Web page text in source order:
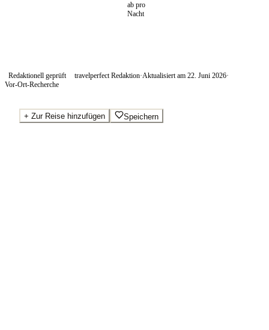
ab pro
Nacht
Redaktionell geprüft travelperfect Redaktion·Aktualisiert am 22. Juni 2026·
Vor-Ort-Recherche
+ Zur Reise hinzufügen Speichern